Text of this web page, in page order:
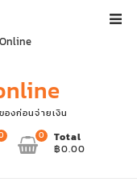
งก่อนจ่ายเงิน
0
Total
฿0.00